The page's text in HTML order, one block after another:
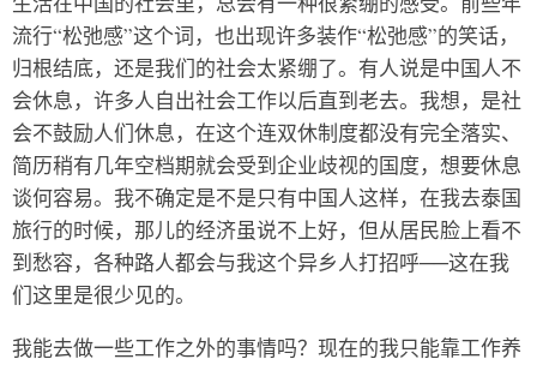
流行“松弛感”这个词，也出现许多装作“松弛感”的笑话，
归根结底，还是我们的社会太紧绷了。有人说是中国人不
会休息，许多人自出社会工作以后直到老去。我想，是社
会不鼓励人们休息，在这个连双休制度都没有完全落实、
简历稍有几年空档期就会受到企业歧视的国度，想要休息
谈何容易。我不确定是不是只有中国人这样，在我去泰国
旅行的时候，那儿的经济虽说不上好，但从居民脸上看不
到愁容，各种路人都会与我这个异乡人打招呼──这在我
们这里是很少见的。
我能去做一些工作之外的事情吗？现在的我只能靠工作养